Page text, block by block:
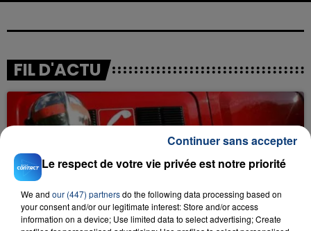
FIL D'ACTU
23 juillet 2026
INCENDIE MORTEL À LENS : UNE FEMME ET
Le respect de votre vie privée est notre priorité
We and our (447) partnersdo the following data processing based on
your consent and/or our legitimate interest: Store and/or access
information on a device; Use limited data to select advertising; Create
Continuer sans accepter